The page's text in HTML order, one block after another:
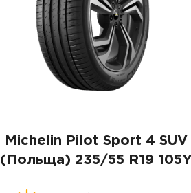
Michelin Pilot Sport 4 SUV
(Польща) 235/55 R19 105Y